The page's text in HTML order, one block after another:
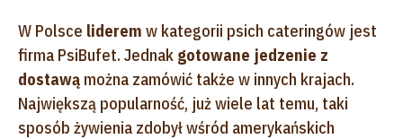
W Polsce liderem w kategorii psich cateringów jest
firma PsiBufet. Jednak gotowane jedzenie z
dostawą można zamówić także w innych krajach.
Największą popularność, już wiele lat temu, taki
sposób żywienia zdobył wśród amerykańskich